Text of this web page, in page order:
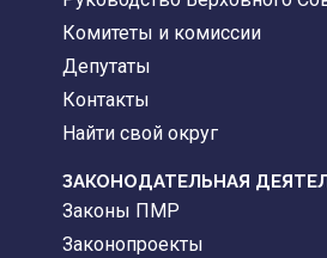
Комитеты и комиссии
Депутаты
Контакты
Найти свой округ
ЗАКОНОДАТЕЛЬНАЯ
Законы ПМР
Законопроекты